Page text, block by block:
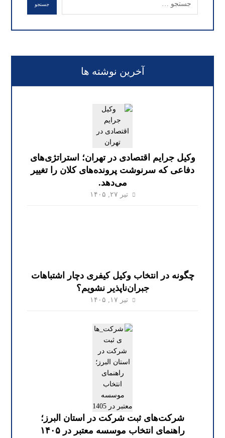
جستجو
آخرین نوشته ها
وکیل جرایم اقتصادی در تهران؛ استراتژی‌های
دفاعی که سرنوشت پرونده‌های کلان را تغییر
می‌دهد.
تیر ۲۷, ۱۴۰۵
چگونه در انتخاب وکیل کیفری دچار اشتباهات
جبران‌ناپذیر نشویم؟
تیر ۱۷, ۱۴۰۵
شرکت‌های ثبت شرکت در استان البرز؛
راهنمای انتخاب موسسه معتبر در ۱۴۰۵